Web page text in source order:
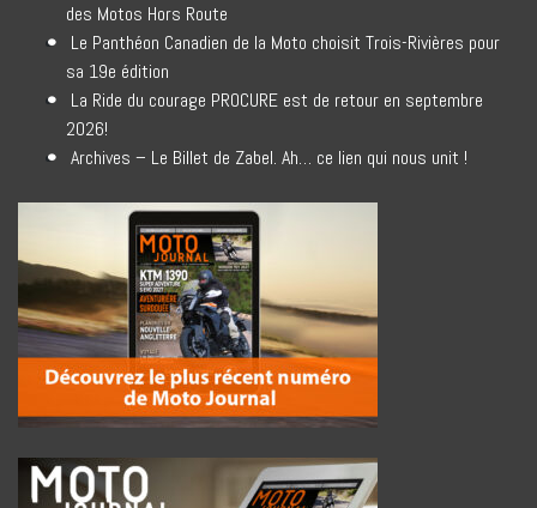
des Motos Hors Route
Le Panthéon Canadien de la Moto choisit Trois-Rivières pour
sa 19e édition
La Ride du courage PROCURE est de retour en septembre
2026!
Archives – Le Billet de Zabel. Ah… ce lien qui nous unit !